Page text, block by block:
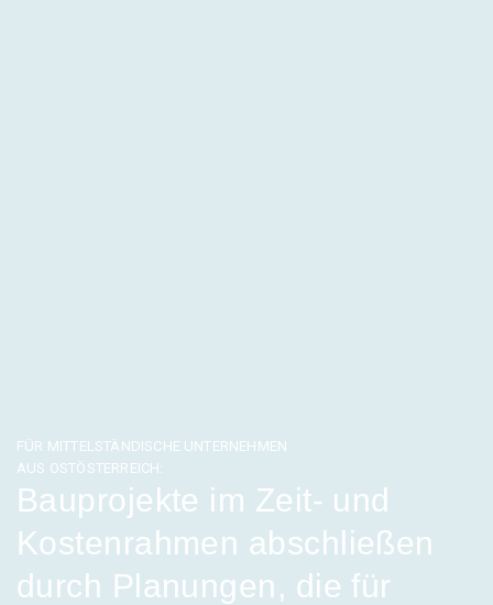
FÜR MITTELSTÄNDISCHE UNTERNEHMEN
AUS OSTÖSTERREICH:
Bauprojekte im Zeit- und
Kostenrahmen abschließen
durch Planungen, die für